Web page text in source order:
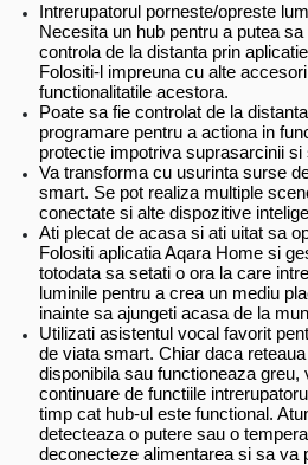
Intrerupatorul porneste/opreste
Necesita un hub pentru a putea
controla de la distanta prin
Folositi-l impreuna cu alte
functionalitatile acestora.
Poate sa fie controlat de la
programare pentru a actiona in
protectie impotriva suprasarcinii si
Va transforma cu usurinta surse
smart. Se pot realiza multiple
conectate si alte dispozitive
Ati plecat de acasa si ati uitat sa
Folositi aplicatia Aqara Home si
totodata sa setati o ora la care
luminile pentru a crea un mediu
inainte sa ajungeti acasa de la
Utilizati asistentul vocal favorit
de viata smart. Chiar daca
disponibila sau functioneaza greu,
continuare de functiile
timp cat hub-ul este functional.
detecteaza o putere sau o
deconecteze alimentarea si sa va